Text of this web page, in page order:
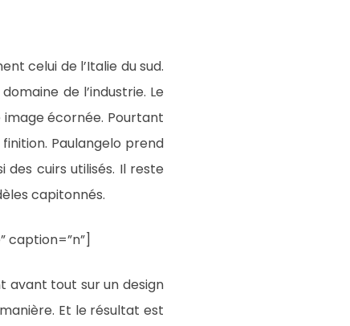
celui de l’Italie du sud.
de l’industrie. Le
image écornée. Pourtant
Paulangelo prend
cuirs utilisés. Il reste
capitonnés.
caption=”n”]
avant tout sur un design
Et le résultat est